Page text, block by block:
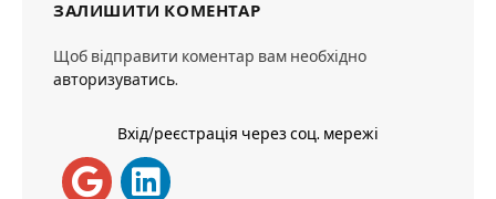
ЗАЛИШИТИ КОМЕНТАР
Щоб відправити коментар вам необхідно
авторизуватись.
Вхід/реєстрація через соц. мережі